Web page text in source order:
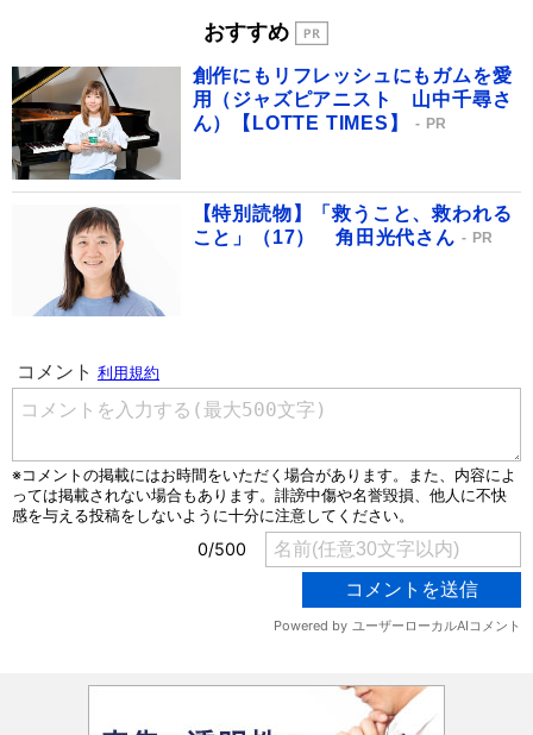
おすすめ
創作にもリフレッシュにもガムを愛
用（ジャズピアニスト 山中千尋さ
ん）【LOTTE TIMES】
PR
【特別読物】「救うこと、救われる
こと」（17） 角田光代さん
PR